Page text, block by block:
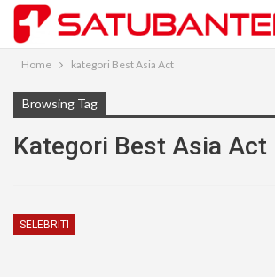
Home kategori Best Asia Act
Browsing Tag
Kategori Best Asia Act
SELEBRITI